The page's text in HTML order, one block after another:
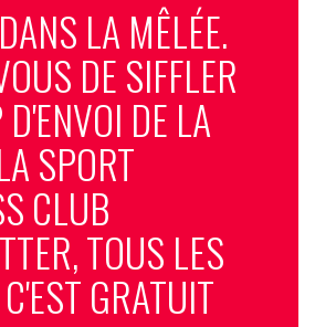
LA MÊLÉE.
DE SIFFLER
DE LA
SPORT
CLUB
TOUS LES
GRATUIT